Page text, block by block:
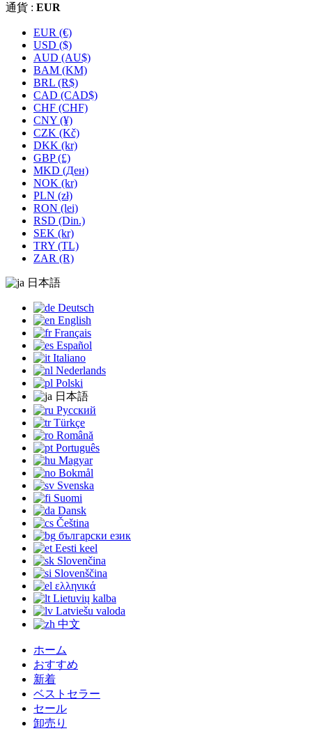
通貨 : EUR
EUR (€)
USD ($)
AUD (AU$)
BAM (KM)
BRL (R$)
CAD (CAD$)
CHF (CHF)
CNY (¥)
CZK (Kč)
DKK (kr)
GBP (£)
MKD (Ден)
NOK (kr)
PLN (zł)
RON (lei)
RSD (Din.)
SEK (kr)
TRY (TL)
ZAR (R)
日本語
Deutsch
English
Français
Español
Italiano
Nederlands
Polski
日本語
Русский
Türkçe
Română
Português
Magyar
Bokmål
Svenska
Suomi
Dansk
Čeština
български език
Eesti keel
Slovenčina
Slovenščina
ελληνικά
Lietuvių kalba
Latviešu valoda
中文
ホーム
おすすめ
新着
ベストセラー
セール
卸売り